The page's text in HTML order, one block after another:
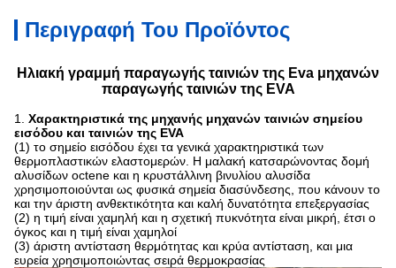
Περιγραφή Του Προϊόντος
Ηλιακή γραμμή παραγωγής ταινιών της Eva μηχανών
παραγωγής ταινιών της EVA
1. Χαρακτηριστικά της μηχανής μηχανών ταινιών σημείου
εισόδου και ταινιών της EVA
(1) το σημείο εισόδου έχει τα γενικά χαρακτηριστικά των
θερμοπλαστικών ελαστομερών. Η μαλακή κατσαρώνοντας δομή
αλυσίδων octene και η κρυστάλλινη βινυλίου αλυσίδα
χρησιμοποιούνται ως φυσικά σημεία διασύνδεσης, που κάνουν το
και την άριστη ανθεκτικότητα και καλή δυνατότητα επεξεργασίας
(2) η τιμή είναι χαμηλή και η σχετική πυκνότητα είναι μικρή, έτσι ο
όγκος και η τιμή είναι χαμηλοί
(3) άριστη αντίσταση θερμότητας και κρύα αντίσταση, και μια
ευρεία χρησιμοποιώντας σειρά θερμοκρασίας